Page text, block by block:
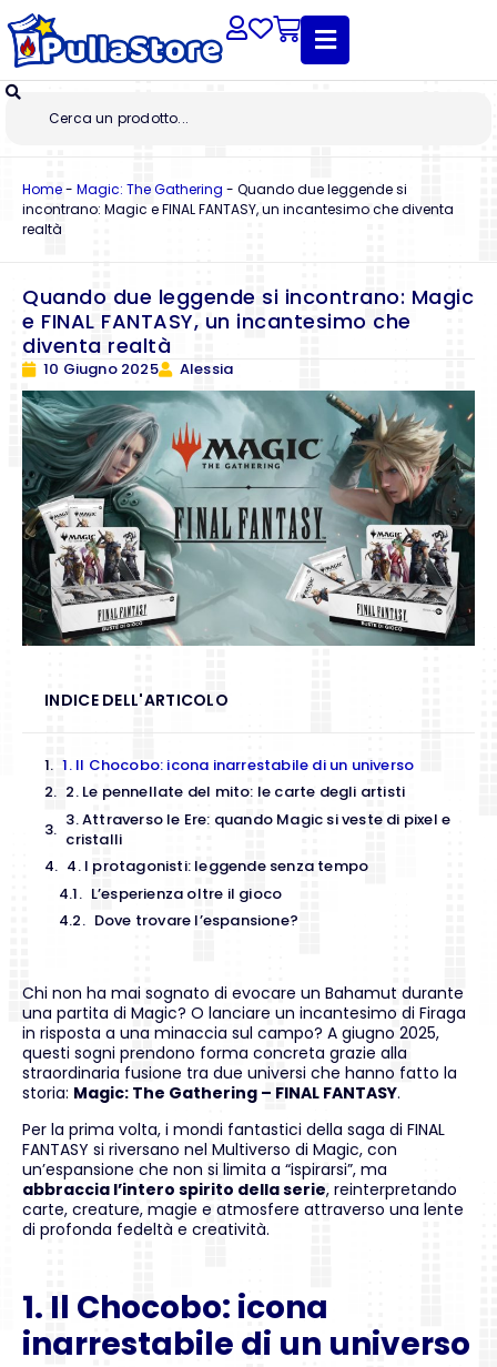
Home- Magic: The Gathering - Quando due leggende si
incontrano: Magic e FINAL FANTASY, un incantesimo che diventa
realtà
Quando due leggende si incontrano: Magic
e FINAL FANTASY, un incantesimo che
diventa realtà
10 Giugno 2025 Alessia
INDICE DELL'ARTICOLO
1. Il Chocobo: icona inarrestabile di un universo
2. Le pennellate del mito: le carte degli artisti
3. Attraverso le Ere: quando Magic si veste di pixel e
cristalli
4. I protagonisti: leggende senza tempo
L’esperienza oltre il gioco
Dove trovare l’espansione?
Chi non ha mai sognato di evocare un Bahamut durante
una partita di Magic? O lanciare un incantesimo di Firaga
in risposta a una minaccia sul campo? A giugno 2025,
questi sogni prendono forma concreta grazie alla
straordinaria fusione tra due universi che hanno fatto la
storia: Magic: The Gathering – FINAL FANTASY.
Per la prima volta, i mondi fantastici della saga di FINAL
FANTASY si riversano nel Multiverso di Magic, con
un’espansione che non si limita a “ispirarsi”, ma
abbraccia l’intero spirito della serie, reinterpretando
carte, creature, magie e atmosfere attraverso una lente
di profonda fedeltà e creatività.
1. Il Chocobo: icona
inarrestabile di un universo